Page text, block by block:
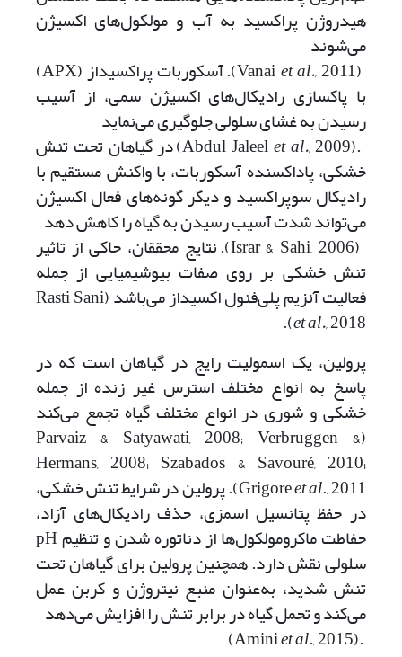
هیدروژن پراکسید به آب و مولکول‌های اکسیژن
می‌شوند
(Vanai
et al., 2011). آسکوربات پراکسیداز (APX)
با پاکسازی رادیکال‌های اکسیژن سمی، از آسیب
رسیدن به غشای سلولی جلوگیری می‌نماید
.(Abdul Jaleel
et al., 2009) در گیاهان تحت تنش
خشکی، پاداکسنده آسکوربات، با واکنش مستقیم با
رادیکال سوپراکسید و دیگر گونه‌های فعال اکسیژن
می‌تواند شدت آسیب رسیدن به گیاه را کاهش دهد
(Israr & Sahi, 2006). نتایج محققان، حاکی از تاثیر
تنش خشکی بر روی صفات بیوشیمیایی از جمله
فعالیت آنزیم پلی‌فنول اکسیداز می‌باشد (Rasti Sani
et al.,2018).
پرولین، یک اسمولیت رایج در گیاهان است که در
پاسخ به انواع مختلف استرس غیر زنده از جمله
خشکی و شوری در انواع مختلف گیاه تجمع می‌کند
(Parvaiz & Satyawati, 2008; Verbruggen &
Hermans, 2008; Szabados & Savouré, 2010;
Grigoreet al ., 2011). پرولین در شرایط تنش خشکی،
در حفظ پتانسیل اسمزی، حذف رادیکال‌های آزاد،
حفاطت ماکرومولکول‌ها از دناتوره شدن و تنظیم pH
سلولی نقش دارد. همچنین پرولین برای گیاهان تحت
تنش شدید، به‌عنوان منبع نیتروژن و کربن عمل
می‌کند و تحمل گیاه در برابر تنش را افزایش می‌دهد
.(Amini
et al., 2015)